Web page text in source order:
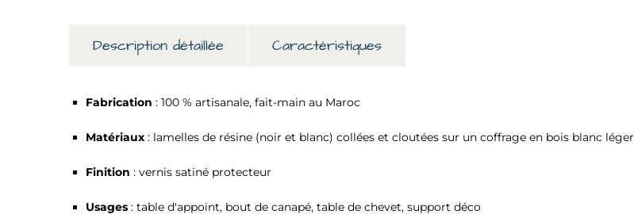
Description détaillée Caractéristiques
Fabrication : 100 % artisanale, fait-main au Maroc
Matériaux : lamelles de résine (noir et blanc) collées et cloutées sur un coffrage en bois blanc léger
Finition : vernis satiné protecteur
Usages : table d'appoint, bout de canapé, table de chevet, support déco